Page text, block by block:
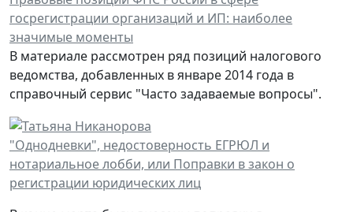
госрегистрации организаций и ИП: наиболее
значимые моменты
В материале рассмотрен ряд позиций налогового
ведомства, добавленных в январе 2014 года в
справочный сервис "Часто задаваемые вопросы".
"Однодневки", недостоверность ЕГРЮЛ и
нотариальное лобби, или Поправки в закон о
регистрации юридических лиц